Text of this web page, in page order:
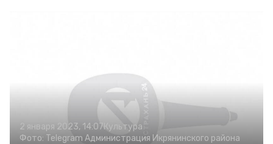
2 января 2023, 14:07Культура
Фото: Telegram Администрация Икрянинского района